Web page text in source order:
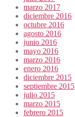
marzo 2017
diciembre 2016
octubre 2016
agosto 2016
junio 2016
mayo 2016
marzo 2016
enero 2016
diciembre 2015
septiembre 2015
julio 2015
marzo 2015
febrero 2015